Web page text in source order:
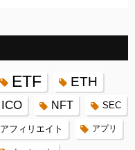
ETF ETH
ICO NFT SEC
アフィリエイト アプリ